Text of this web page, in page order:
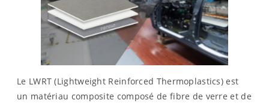
Le LWRT (Lightweight Reinforced Thermoplastics) est
un matériau composite composé de fibre de verre et de